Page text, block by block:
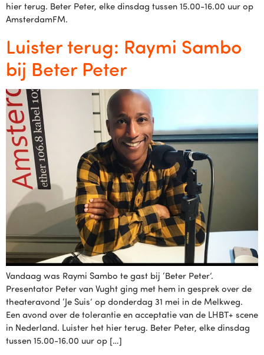
hier terug. Beter Peter, elke dinsdag tussen 15.00-16.00 uur op
AmsterdamFM.
Luister terug: Raymi Sambo
bij Beter Peter
Vandaag was Raymi Sambo te gast bij ‘Beter Peter’.
Presentator Peter van Vught ging met hem in gesprek over de
theateravond ‘Je Suis’ op donderdag 31 mei in de Melkweg.
Een avond over de tolerantie en acceptatie van de LHBT+ scene
in Nederland. Luister het hier terug. Beter Peter, elke dinsdag
tussen 15.00-16.00 uur op […]